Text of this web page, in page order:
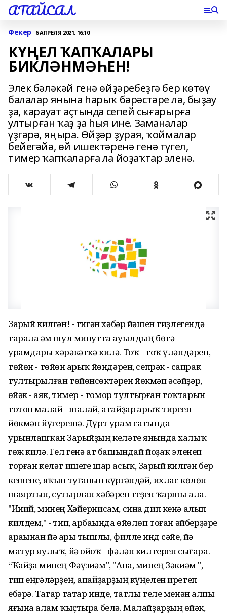
АТАЙСАЛ
Фекер 6 АПРЕЛЯ 2021, 16:10
КҮҢЕЛ ҠАПҠАЛАРЫ
БИКЛӘНМӘҺЕН!
Элек бәләкәй генә өйҙәребеҙгә бер көтөү
балалар янына һарыҡ бәрәстәре лә, быҙау
ҙа, карауат аҫтында сепей сығарырға
ултырған ҡаҙ ҙа һыя ине. Заманалар
үҙгәрә, яңыра. Өйҙәр ҙурая, ҡоймалар
бейегәйә, өй ишектәренә генә түгел,
тимер ҡапҡаларға ла йоҙаҡтар эленә.
Заһрый килгән! - тигән хәбәр йәшен тиҙлегендә
тарала һәм шул минутта ауылдың бөтә
урамдары хәрәкәткә килә. Тоҡ - тоҡ үләндәрен,
төйөн - төйөн һарыҡ йөндәрен, сепрәк - сапрак
тултырылған төйөнсөктәрен йөкмәп әсәйҙәр,
һөйәк - һаяк, тимер - томор тултырған тоҡтарын
тотоп малай - шалай, атайҙар һарыҡ тиреһен
йөкмәп йүгерешә. Дүрт урам сатында
урынлашҡан Заһрыйҙың келәте янында халыҡ
гөж килә. Гел генә ат башындай йоҙаҡ эленеп
торған келәт ишеге шар асыҡ, Заһрый килгән бер
кешене, яҡын туғанын күргәндәй, ихлас көлөп -
шаяртып, сутырлап хәбәрен теҙеп ҡаршы ала.
"Ииий, минең Хәйернисам, сина дип кенә алып
килдем," - тип, арбаһында өйөлөп тоған әйберҙәре
араһынан йә һары тышлы, филле һинд сәйе, йә
матур яулыҡ, йә ойоҡ - фәлән килтереп сығара.
“Ҡайҙа минең Фәүзиәм", "Ана, минең Зәкиәм ", -
тип еңгәләрҙең, апайҙарҙың күңелен иретеп
ебәрә. Татар татар инде, татлы теле менән һалпы
яғына һалам ҡыҫтыра белә. Малайҙарҙың һөйәк,